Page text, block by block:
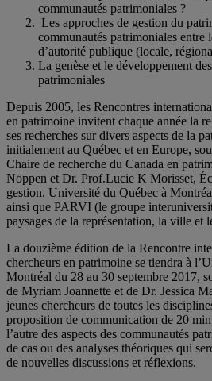
communautés patrimoniales ?
Les approches de gestion du
communautés patrimoniales entre
d’autorité publique (locale,
La genèse et le développement
patrimoniales
Depuis 2005, les Rencontres
en patrimoine invitent chaque année la
ses recherches sur divers aspects de la
initialement au Québec et en Europe,
Chaire de recherche du Canada en
Noppen et Dr. Prof.Lucie K Morisset,
gestion, Université du Québec à
ainsi que PARVI (le groupe
paysages de la représentation, la ville et
La douzième édition de la Rencontre
chercheurs en patrimoine se tiendra à
Montréal du 28 au 30 septembre 2017,
de Myriam Joannette et de Dr. Jessica
jeunes chercheurs de toutes les
proposition de communication de 20
l’autre des aspects des communautés
de cas ou des analyses théoriques qui
de nouvelles discussions et réflexions.